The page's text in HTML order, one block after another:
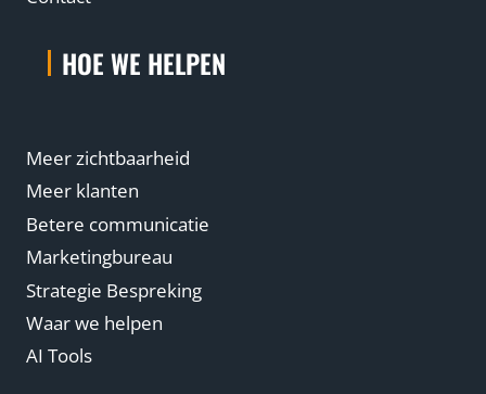
HOE WE HELPEN
Meer zichtbaarheid
Meer klanten
Betere communicatie
Marketingbureau
Strategie Bespreking
Waar we helpen
AI Tools